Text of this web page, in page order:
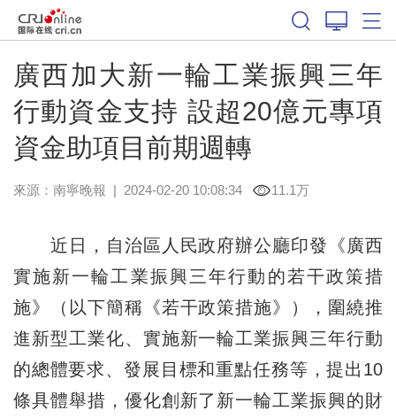
廣西加大新一輪工業振興三年
行動資金支持 設超20億元專項
資金助項目前期週轉
來源： 南寧晚報 | 2024-02-20 10:08:34 11.1万
近日，自治區人民政府辦公廳印發《廣西
實施新一輪工業振興三年行動的若干政策措
施》（以下簡稱《若干政策措施》），圍繞推
進新型工業化、實施新一輪工業振興三年行動
的總體要求、發展目標和重點任務等，提出10
條具體舉措，優化創新了新一輪工業振興的財